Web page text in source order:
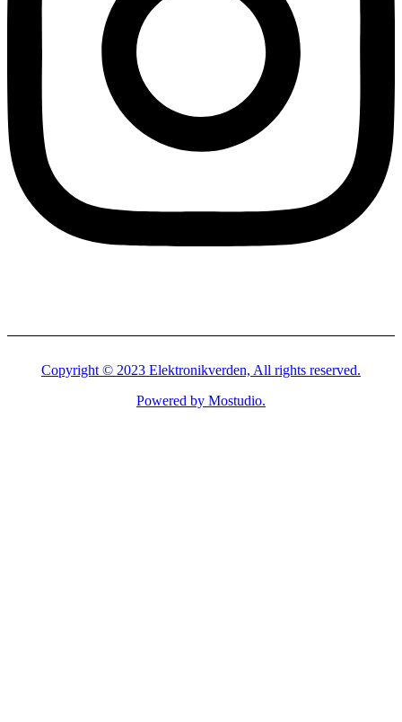
Copyright © 2023 Elektronikverden, All rights reserved.
Powered by Mostudio.